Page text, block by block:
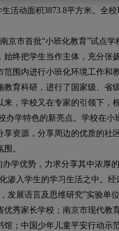
活动面积3873.8平方米。全
京市首批“小班化教育”试点
终把学生当作主体，充分张
围内进行小班化环境工作和
育科研，进行了国家级、省
，学校又在专家的引领下，
办学特色的新亮点。学校在
资源，分享周边的优质的社
。
学优势，力求分享其中浓厚
渗入学生的学习生活之中。
发展语言及思维研究”实验单
秀家长学校；南京市现代教
；中国少年儿童平安行动示